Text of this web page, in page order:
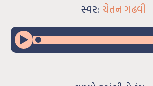
સ્વર: ચેતન ગઢવી